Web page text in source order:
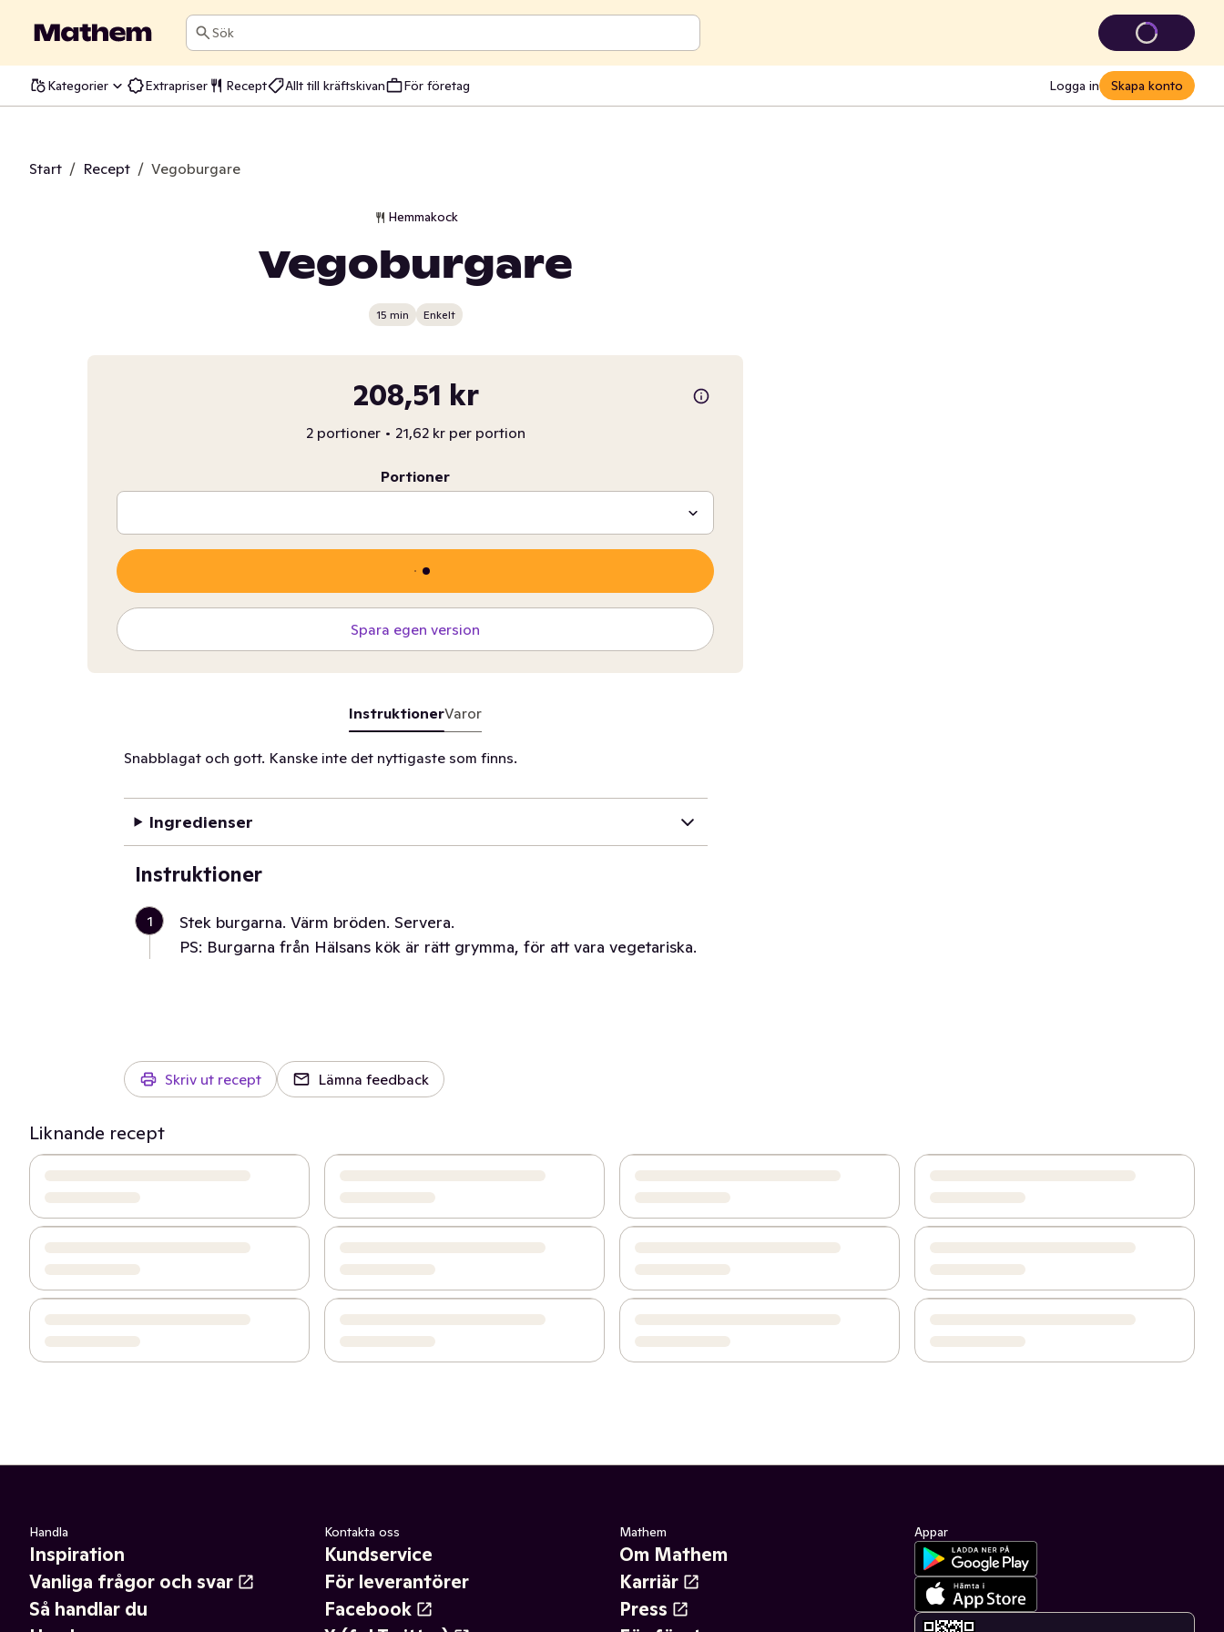
Sök
Kategorier Extrapriser Recept Allt till kräftskivan För företag Logga in Skapa konto
Start / Recept / Vegoburgare
Hemmakock
Vegoburgare
15 min Enkelt
208,51 kr
2 portioner • 21,62 kr per portion
Portioner
Spara egen version
InstruktionerVaror
Snabblagat och gott. Kanske inte det nyttigaste som finns.
Ingredienser
Instruktioner
1
Stek burgarna. Värm bröden. Servera.
PS: Burgarna från Hälsans kök är rätt grymma, för att vara vegetariska.
Skriv ut recept Lämna feedback
Liknande recept
Handla
Inspiration
Vanliga frågor och svar
Så handlar du
Kontakta oss
Kundservice
För leverantörer
Facebook
Mathem
Om Mathem
Karriär
Press
Appar